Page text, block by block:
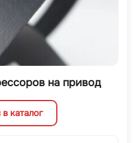
на привод
каталог